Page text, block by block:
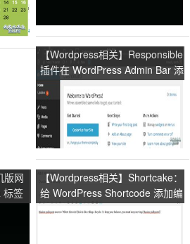
【Wordpress相关】Responsible
插件在 WordPress Admin Bar 添
加响应式测试工具
版网
标签
【Wordpress相关】Shortcake：
给 WordPress Shortcode 添加编
辑界面